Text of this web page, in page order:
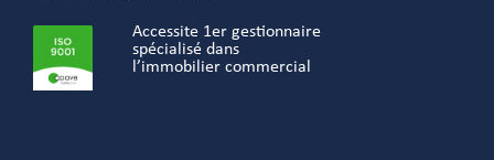
Accessite 1er gestionnaire
spécialisé dans
l’immobilier commercial